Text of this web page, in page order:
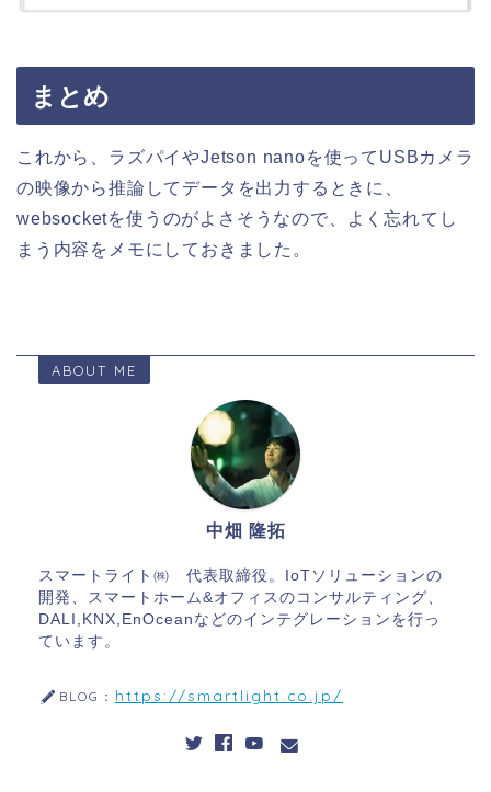
まとめ
これから、ラズパイやJetson nanoを使ってUSBカメラ
の映像から推論してデータを出力するときに、
websocketを使うのがよさそうなので、よく忘れてし
まう内容をメモにしておきました。
ABOUT ME
中畑 隆拓
スマートライト㈱ 代表取締役。IoTソリューションの
開発、スマートホーム&オフィスのコンサルティング、
DALI,KNX,EnOceanなどのインテグレーションを行っ
ています。
BLOG： https://smartlight.co.jp/